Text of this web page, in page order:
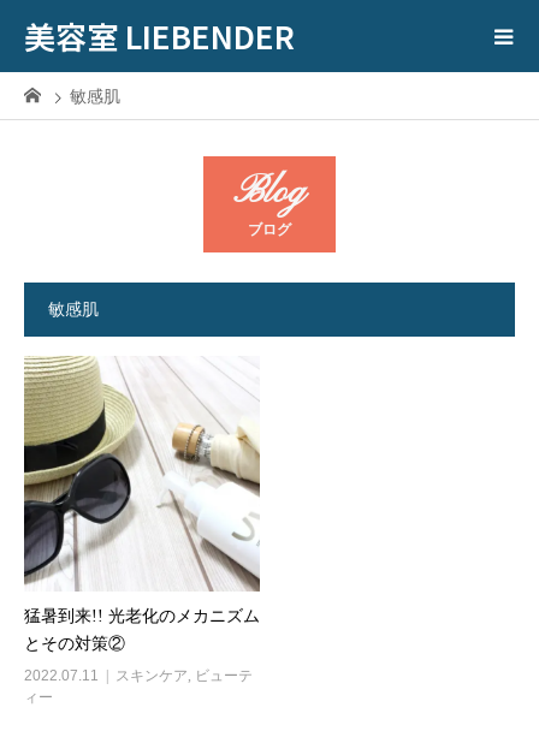
美容室 LIEBENDER
敏感肌
Blog
ブログ
敏感肌
猛暑到来!! 光老化のメカニズム
とその対策②
2022.07.11 スキンケア, ビューテ
ィー